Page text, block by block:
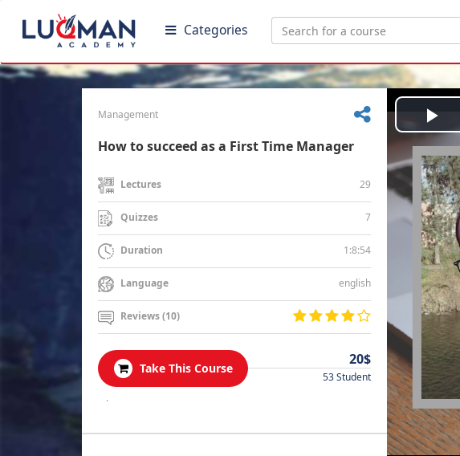
Categories
Management
How to succeed as a First Time Manager
Lectures 29
Quizzes 7
Duration 1:8:54
Language english
Reviews (10)
Take This Course
20$
53 Student
.